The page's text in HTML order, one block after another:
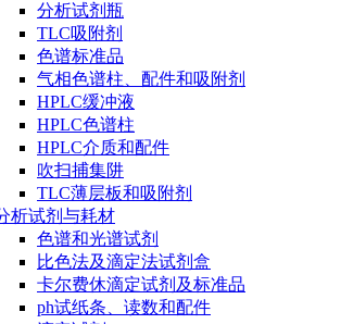
分析试剂瓶
TLC吸附剂
色谱标准品
气相色谱柱、配件和吸附剂
HPLC缓冲液
HPLC色谱柱
HPLC介质和配件
吹扫捕集阱
TLC薄层板和吸附剂
析试剂与耗材
色谱和光谱试剂
比色法及滴定法试剂盒
卡尔费休滴定试剂及标准品
ph试纸条、读数和配件